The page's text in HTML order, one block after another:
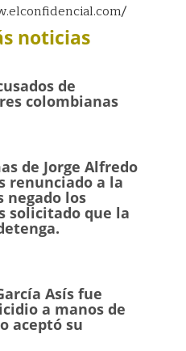
noticias
de
colombianas
de Jorge Alfredo
renunciado a la
negado los
solicitado que la
Asís fue
a manos de
aceptó su